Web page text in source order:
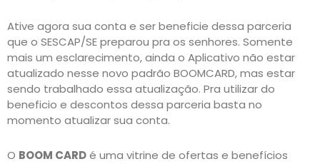
Ative agora sua conta e ser beneficie dessa parceria
que o SESCAP/SE preparou pra os senhores. Somente
mais um esclarecimento, ainda o Aplicativo não estar
atualizado nesse novo padrão BOOMCARD, mas estar
sendo trabalhado essa atualização. Pra utilizar do
beneficio e descontos dessa parceria basta no
momento atualizar sua conta.
O BOOM CARDé uma vitrine de ofertas e benefícios